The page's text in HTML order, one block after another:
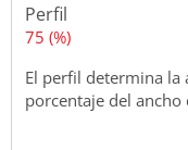
Perfil
75 (%)
El perfil determina la
porcentaje del ancho